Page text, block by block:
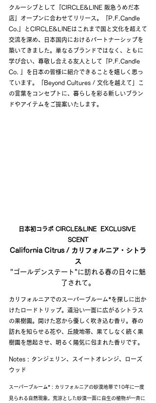
クルーシブとして『CIRCLE&LINE 阪急うめだ本
店』オープンに合わせてリリース。『P.F.Candle
Co.』とCIRCLE&LINEはこれまで国と文化を超えて
交流を深め、日本国内におけるパートナーシップを
築いてきました。単なるブランドではなく、ともに
学び合い、尊敬し合える友人として『P.F.Candle
Co. 』を日本の皆様に紹介できることを嬉しく思っ
ています。「Beyond Cultures / 文化を越えて」こ
の言葉をコンセプトに、暮らしを彩る新しいブラン
ドやアイテムをご提案いたします。
日本初コラボ CIRCLE&LINE  EXCLUSIVE
SCENT
California Citrus / カリフォルニア・シトラ
ス
"ゴールデンステート"に訪れる春の日々に魅
了されて。
カリフォルニアでのスーパーブルーム*を探しに出か
けたロードトリップ。道沿い一面に広がるシトラス
の果樹園。開けた窓から優しく吹き込む香り。春の
訪れを知らせる花や、丘陵地帯、果てしなく続く果
樹園を想起させ、明るく陽気に包まれた香りです。
Notes : タンジェリン、スイートオレンジ、ローズ
ウッド
スーパーブルーム* : カリフォルニアの砂漠地帯で10年に一度
見られる自然現象。荒涼とした砂漠一面に自生の植物が一斉に